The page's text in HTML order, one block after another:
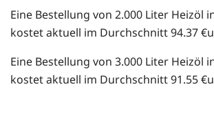
Eine Bestellung von 2.000 Liter Heizöl
kostet aktuell im Durchschnitt 94.37
Eine Bestellung von 3.000 Liter Heizöl
kostet aktuell im Durchschnitt 91.55